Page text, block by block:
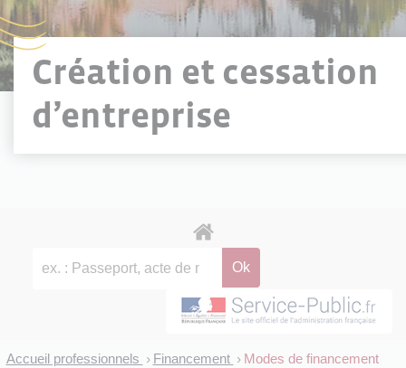
Création et cessation
d’entreprise
Accueil professionnels > Financement > Modes de financement